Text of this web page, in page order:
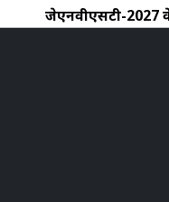
जेएनवीएसटी-2027